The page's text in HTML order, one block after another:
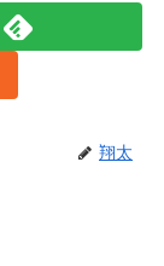
翔太